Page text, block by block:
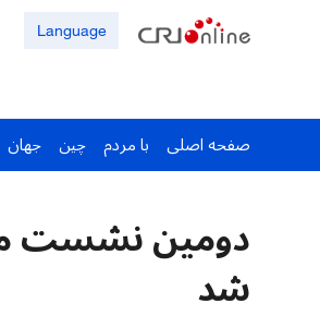
Language
صفحه اصلی با مردم چین جهان
دومین نشست
شد